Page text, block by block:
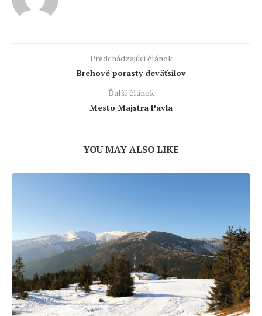
Predchádzajúci článok
Brehové porasty deväťsilov
Ďalší článok
Mesto Majstra Pavla
YOU MAY ALSO LIKE